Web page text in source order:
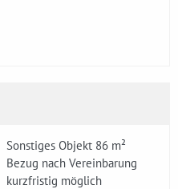
Sonstiges Objekt 86 m²
Bezug nach Vereinbarung
kurzfristig möglich